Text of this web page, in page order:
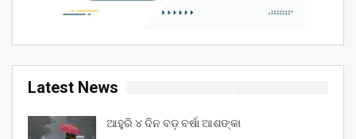
Latest News
ଆହୁରି ୪ ଦିନ ବଡ଼ ବର୍ଷା ଆଶଙ୍କା